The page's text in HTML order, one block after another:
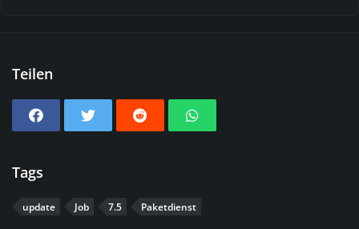
Teilen
Tags
update Job 7.5 Paketdienst